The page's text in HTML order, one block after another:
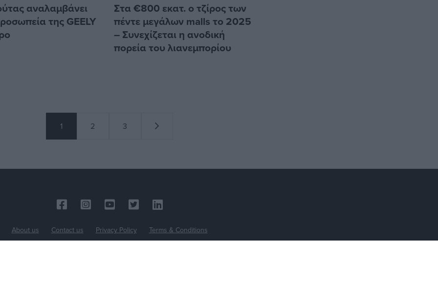
αναλαμβάνει
της GEELY
Στα €800 εκατ. ο τζίρος των
πέντε μεγάλων malls το 2025
– Συνεχίζεται η ανοδική
πορεία του λιανεμπορίου
1 2 3
About us Contact us Privacy Policy
Terms & Conditions